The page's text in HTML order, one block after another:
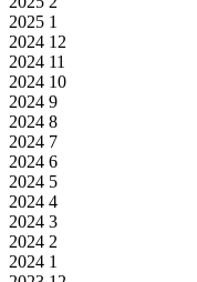
2025 1
2024 12
2024 11
2024 10
2024 9
2024 8
2024 7
2024 6
2024 5
2024 4
2024 3
2024 2
2024 1